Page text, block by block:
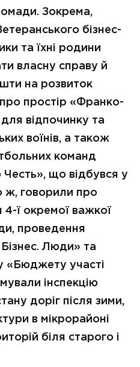
Зокрема,
бізнес-
та їхні родини
власну справу й
на розвиток
простір «Франко-
відпочинку та
воїнів, а також
команд
що відбувся у
ж, говорили про
4-ї окремої важкої
проведення
Люди» та
«Бюджету участі
інспекцію
доріг після зими,
в мікрорайоні
біля старого і